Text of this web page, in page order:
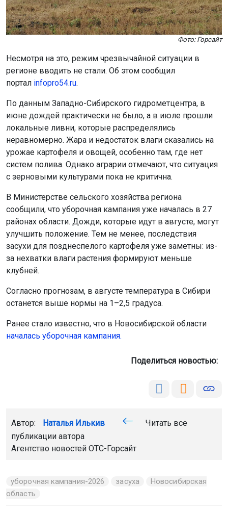
Фото: Горсайт
Несмотря на это, режим чрезвычайной ситуации в
регионе вводить не стали. Об этом сообщил
портал infopro54.ru.
По данным Западно-Сибирского гидрометцентра, в
июне дождей практически не было, а в июле прошли
локальные ливни, которые распределялись
неравномерно. Жара и недостаток влаги сказались на
урожае картофеля и овощей, особенно там, где нет
систем полива. Однако аграрии отмечают, что ситуация
с зерновыми культурами пока не критична.
В Министерстве сельского хозяйства региона
сообщили, что уборочная кампания уже началась в 27
районах области. Дожди, которые идут в августе, могут
улучшить положение. Тем не менее, последствия
засухи для позднеспелого картофеля уже заметны: из-
за нехватки влаги растения формируют меньше
клубней.
Согласно прогнозам, в августе температура в Сибири
останется выше нормы на 1–2,5 градуса.
Ранее стало известно, что в Новосибирской области
началась уборочная кампания.
Поделиться новостью:
Автор: Наталья Илькив
Читать все
публикации автора
Агентство новостей ОТС-Горсайт
уборочная кампания-2026 засуха
Новосибирская
область